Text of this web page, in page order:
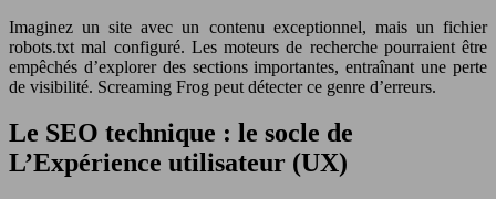
Imaginez un site avec un contenu exceptionnel, mais un fichier
robots.txt mal configuré. Les moteurs de recherche pourraient être
empêchés d’explorer des sections importantes, entraînant une perte
de visibilité. Screaming Frog peut détecter ce genre d’erreurs.
Le SEO technique : le socle de
L’Expérience utilisateur (UX)